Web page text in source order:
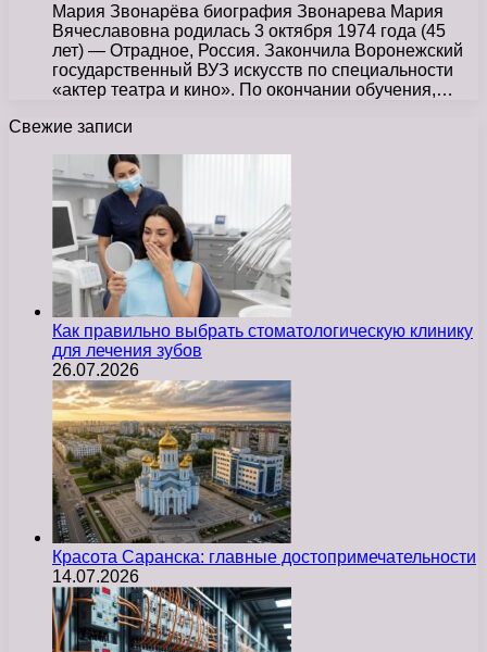
Мария Звонарёва биография Звонарева Мария
Вячеславовна родилась 3 октября 1974 года (45
лет) — Отрадное, Россия. Закончила Воронежский
государственный ВУЗ искусств по специальности
«актер театра и кино». По окончании обучения,…
Свежие записи
Как правильно выбрать стоматологическую клинику
для лечения зубов
26.07.2026
Красота Саранска: главные достопримечательности
14.07.2026